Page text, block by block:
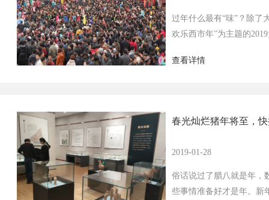
过年什么最有“味”？除了
欢乐西市年”为主题的
查看详情
春光灿烂猪年将至，
2019-01-28
俗话说过了腊八就是年，
些事情准备好才是年。新